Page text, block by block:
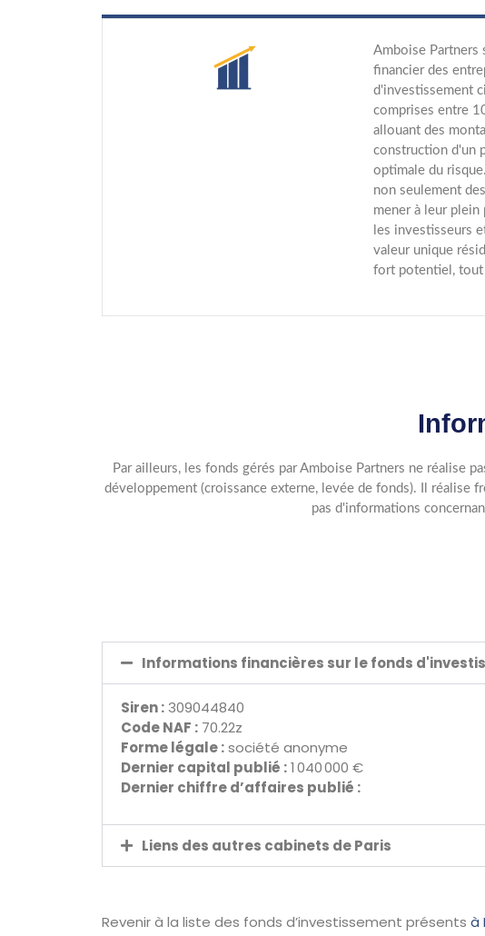
Amboise Partners
financier des
d'investissement
comprises entre
allouant des
construction d'un
optimale du
non seulement
mener à leur
les investisseurs
valeur unique
fort potentiel, tout
Par ailleurs, les fonds gérés par Amboise Partners ne réalise
développement (croissance externe, levée de fonds). Il réalise
pas d'informations
Informations financières sur le fonds
Siren : 309044840
Code NAF : 70.22z
Forme légale :société anonyme
Dernier capital publié :1 040 000 €
Dernier chiffre d’affaires publié :
Liens des autres cabinets de Paris
Revenir à la liste des fonds d’investissement présents à